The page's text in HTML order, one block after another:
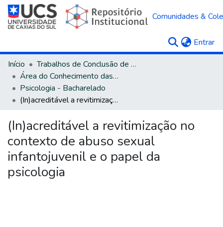
Comunidades &
Entrar
Início
Trabalhos de Conclusão de Curso
Área do Conhecimento das Ciências Humanas
Psicologia - Bacharelado
(In)acreditável a revitimização no contexto de abuso sexual infantojuvenil e o papel da psicologia
(In)acreditável a revitimização no
contexto de abuso sexual
infantojuvenil e o papel da
psicologia